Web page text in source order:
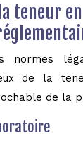
teneur en
normes
de la
de la